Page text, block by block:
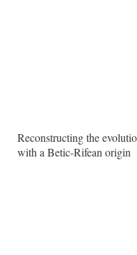
Reconstructing the
with a Betic-Rifean origin